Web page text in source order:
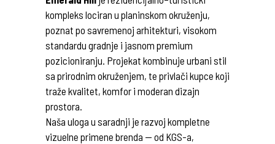
kompleks lociran u planinskom okruženju,
poznat po savremenoj arhitekturi, visokom
standardu gradnje i jasnom premium
pozicioniranju. Projekat kombinuje urbani stil
sa prirodnim okruženjem, te privlači kupce koji
traže kvalitet, komfor i moderan dizajn
prostora.
Naša uloga u saradnji je razvoj kompletne
vizuelne primene brenda — od KGS-a,